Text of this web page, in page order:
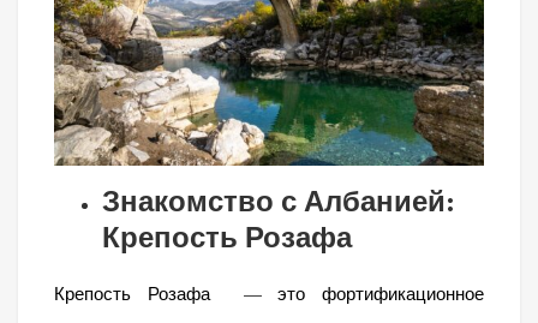
Знакомство с Албанией:
Крепость Розафа
Крепость Розафа
— это фортификационное